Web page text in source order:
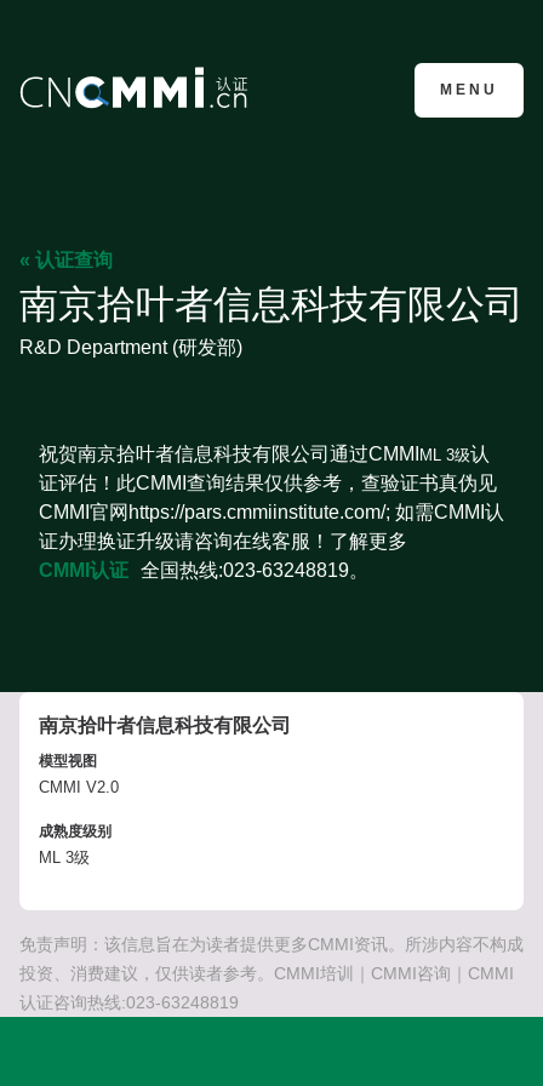
CMMI认证咨询
MENU
« 认证查询
南京拾叶者信息科技有限公司
R&D Department (研发部)
祝贺南京拾叶者信息科技有限公司通过CMMI ML 3级认
证评估！此CMMI查询结果仅供参考，查验证书真伪见
CMMI官网https://pars.cmmiinstitute.com/; 如需CMMI认
证办理换证升级请咨询在线客服！了解更多
CMMI认证 全国热线:023-63248819。
南京拾叶者信息科技有限公司
模型视图
CMMI V2.0
成熟度级别
ML 3级
免责声明：该信息旨在为读者提供更多CMMI资讯。所涉内容不构成
投资、消费建议，仅供读者参考。CMMI培训｜CMMI咨询｜CMMI
认证咨询热线:023-63248819